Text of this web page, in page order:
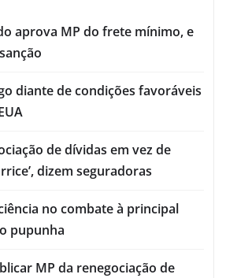
aprova MP do frete mínimo, e
diante de condições favoráveis
de dívidas em vez de
dizem seguradoras
no combate à principal
pupunha
MP da renegociação de